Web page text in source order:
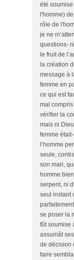
été
l'homme)
rôle de
je ne
questions-
le fruit de
la création
message à
femme en
ce qui est
mal compris
vérifier la
mais ni
femme
l’homme
seule,
son mari,
homme
serpent, ni
seul instant
se poser la
fût soumise
assumât
de décision
faire